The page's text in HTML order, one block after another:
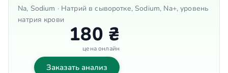
Na, Sodium · Натрий в сыворотке, Sodium, Na+, уровень
натрия крови
180 ₴
цена онлайн
Заказать анализ